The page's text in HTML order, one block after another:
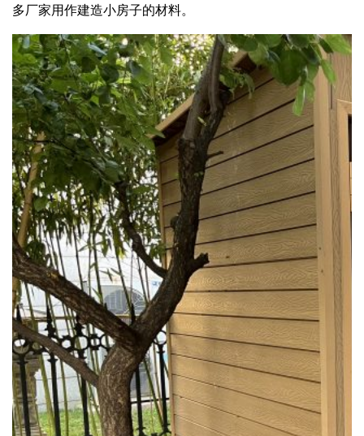
多厂家用作建造小房子的材料。